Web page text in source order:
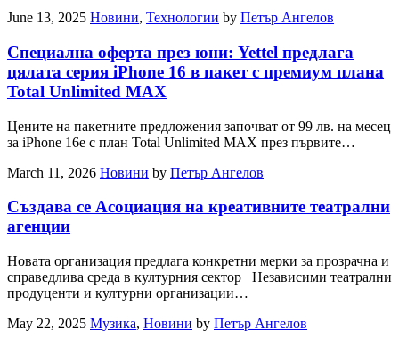
June 13, 2025 Новини, Технологии by Петър Ангелов
Специална оферта през юни: Yettel предлага
цялата серия iPhone 16 в пакет с премиум плана
Total Unlimited MAX
Цените на пакетните предложения започват от 99 лв. на месец
за iPhone 16e с план Total Unlimited MAX през първите…
March 11, 2026 Новини by Петър Ангелов
Създава се Асоциация на креативните театрални
агенции
Новата организация предлага конкретни мерки за прозрачна и
справедлива среда в културния сектор Независими театрални
продуценти и културни организации…
May 22, 2025 Музика, Новини by Петър Ангелов